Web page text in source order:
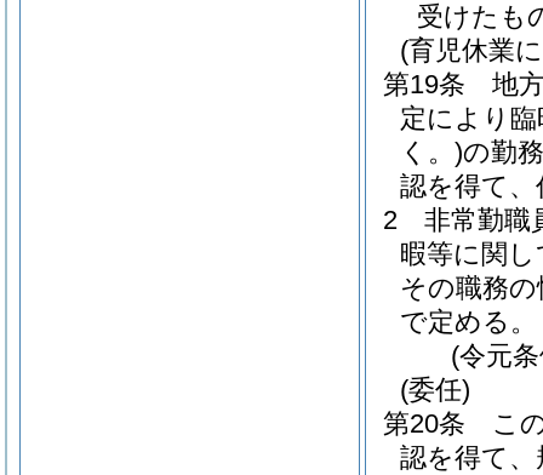
受けたも
(育児休業
第19条
地
定により
く。)の勤
認を得て
2
非常勤職
暇等に関
その職務
で定める。
(令元
(委任)
第20条
こ
認を得て